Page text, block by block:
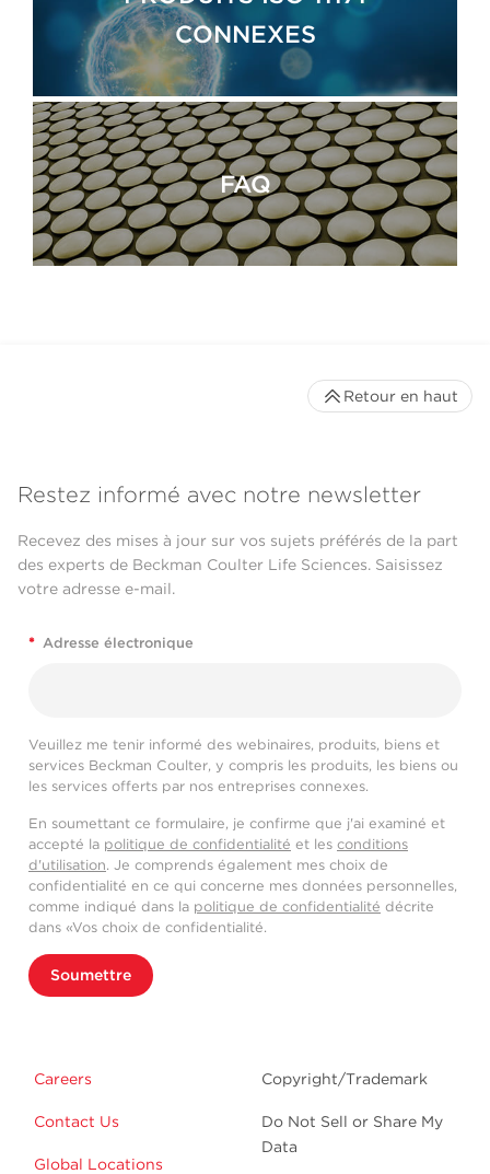
CONNEXES
FAQ
Restez informé avec notre newsletter
Recevez des mises à jour sur vos sujets préférés de la part
des experts de Beckman Coulter Life Sciences. Saisissez
votre adresse e-mail.
* Adresse électronique
Veuillez me tenir informé des webinaires, produits, biens et
services Beckman Coulter, y compris les produits, les biens ou
les services offerts par nos entreprises connexes.
En soumettant ce formulaire, je confirme que j'ai examiné et
accepté la politique de confidentialité et les conditions
d'utilisation. Je comprends également mes choix de
confidentialité en ce qui concerne mes données personnelles,
comme indiqué dans la politique de confidentialité décrite
dans «Vos choix de confidentialité.
Soumettre
Careers
Contact Us
Global Locations
Copyright/Trademark
Do Not Sell or Share My
Data
Retour en haut